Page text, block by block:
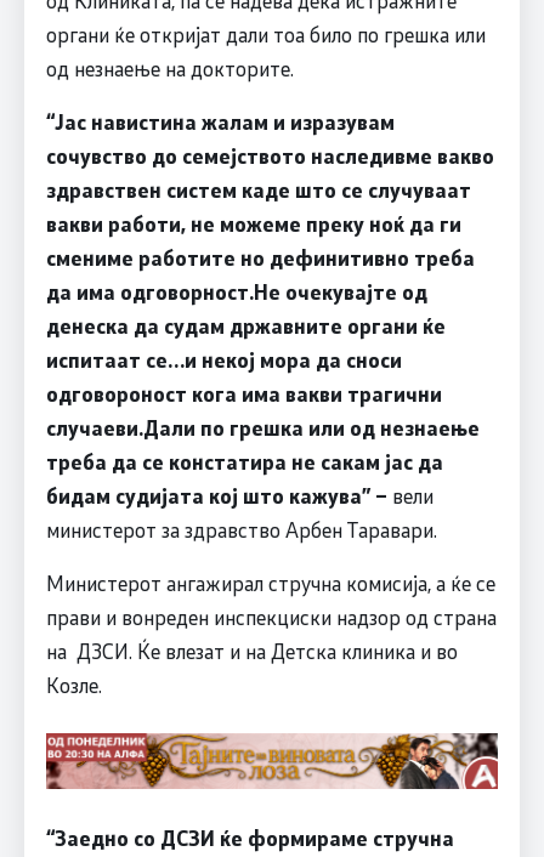
органи ќе откријат дали тоа било по грешка или
од незнаење на докторите.
“Јас навистина жалам и изразувам
сочувство до семејството наследивме вакво
здравствен систем каде што се случуваат
вакви работи, не можеме преку ноќ да ги
смениме работите но дефинитивно треба
да има одговорност.Не очекувајте од
денеска да судам државните органи ќе
испитаат се…и некој мора да сноси
одговороност кога има вакви трагични
случаеви.Дали по грешка или од незнаење
треба да се констатира не сакам јас да
бидам судијата кој што кажува” – вели
министерот за здравство Арбен Таравари.
Министерот ангажирал стручна комисија, а ќе се
прави и вонреден инспекциски надзор од страна
на ДЗСИ. Ќе влезат и на Детска клиника и во
Козле.
“Заедно со ДСЗИ ќе формираме стручна